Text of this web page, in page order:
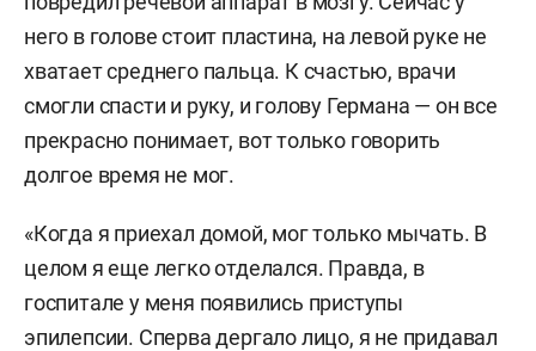
него в голове стоит пластина, на левой руке не
хватает среднего пальца. К счастью, врачи
смогли спасти и руку, и голову Германа — он все
прекрасно понимает, вот только говорить
долгое время не мог.
«Когда я приехал домой, мог только мычать. В
целом я еще легко отделался. Правда, в
госпитале у меня появились приступы
эпилепсии. Сперва дергало лицо, я не придавал